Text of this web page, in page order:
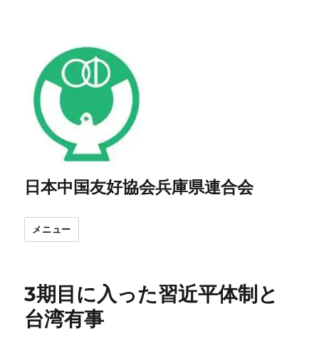
日本中国友好協会兵庫県連合会
メニュー
3期目に入った習近平体制と
台湾有事